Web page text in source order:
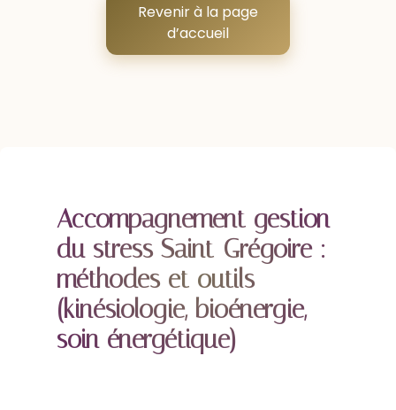
Revenir à la page
d’accueil
Accompagnement gestion
du stress Saint-Grégoire :
méthodes et outils
(kinésiologie, bioénergie,
soin énergétique)